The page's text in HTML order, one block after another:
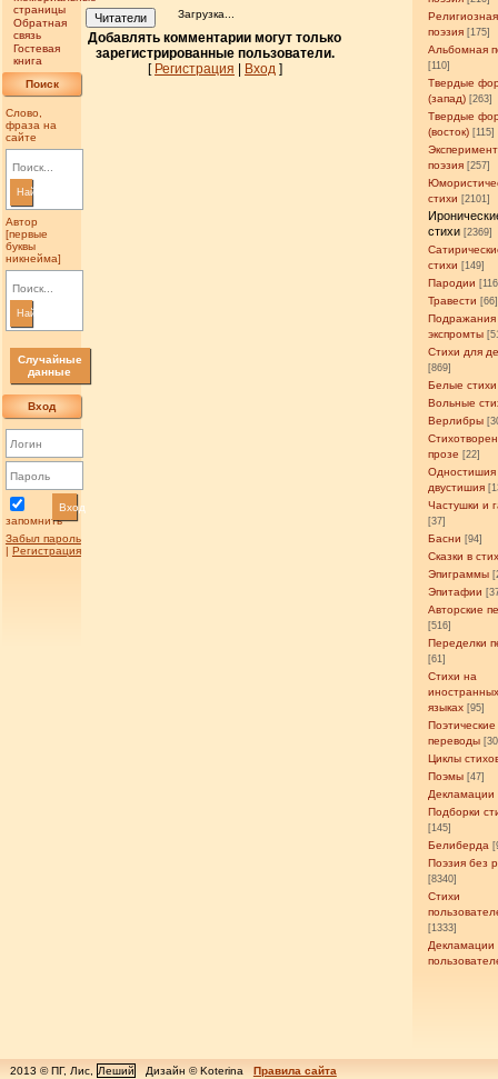
страницы
Обратная
связь
Гостевая
книга
Поиск
Слово,
фраза на
сайте
Найти
Автор
[первые
буквы
никнейма]
Найти
Случайные
данные
Вход
запомнить
Вход
Забыл пароль
| Регистрация
Религиозная
поэзия [175]
Альбомная
[110]
Твердые
(запад) [263]
Твердые
(восток) [115]
поэзия [257]
стихи [2101]
стихи [2369]
стихи [149]
Пародии
Травести [66]
Подражания
экспромты
Стихи для
[869]
Белые стихи
Вольные
Верлибры
прозе [22]
Одностишия
двустишия
Частушки и
[37]
Басни [94]
Сказки в
Эпиграммы
Эпитафии
Авторские
[516]
Переделки
[61]
Стихи на
языках [95]
Поэтические
переводы
Циклы
Поэмы [47]
Декламации
Подборки
[145]
Белиберда
Поэзия без
[8340]
Стихи
[1333]
Декламации
Читатели Загрузка...
Добавлять комментарии могут только
зарегистрированные пользователи.
[ Регистрация Вход]
2013 © ПГ, Лис, Леший Дизайн © Koterina
Правила сайта